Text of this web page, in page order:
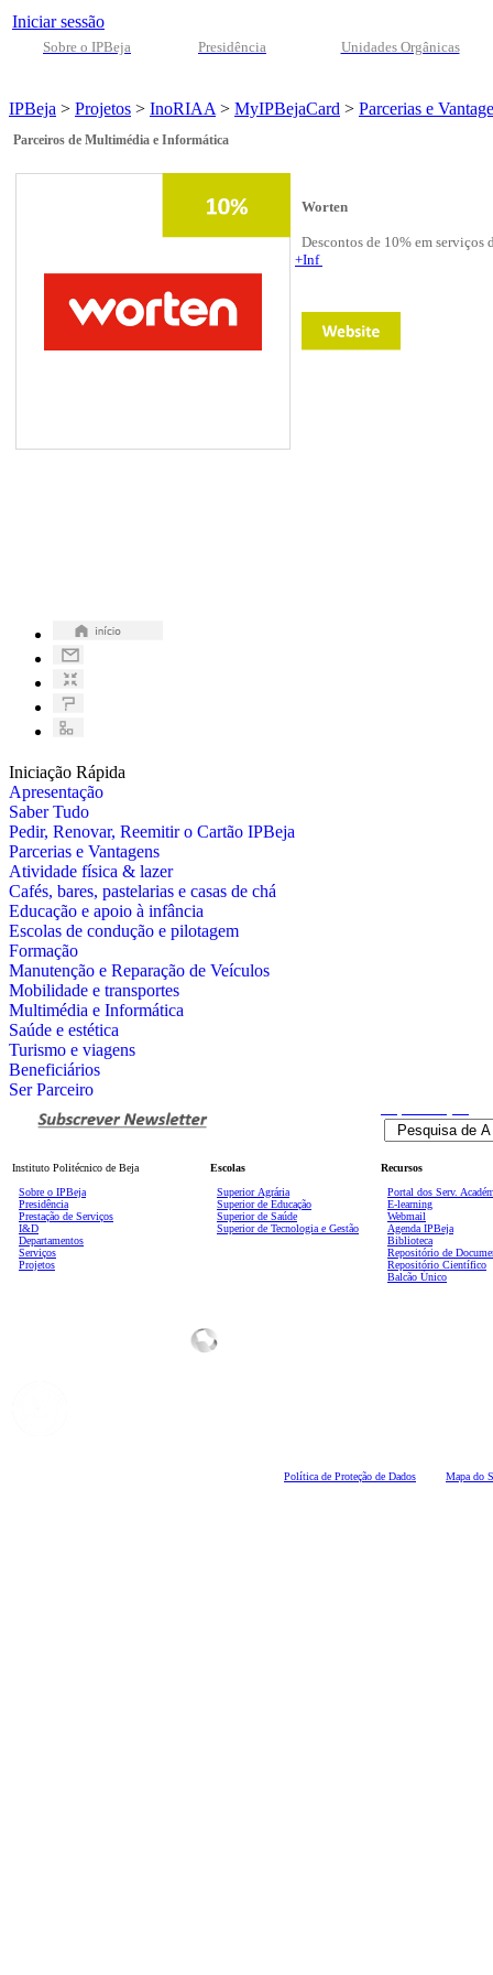
Iniciar sessão
Sobre o IPBeja Presidência Unidades Orgânicas
IPBeja > Projetos > InoRIAA > MyIPBejaCard > Parcerias e
Parceiros de Multimédia e Informática
Worten
Descontos de 10% em serviços
+Inf
Iniciação Rápida
Apresentação
Saber Tudo
Pedir, Renovar, Reemitir o Cartão IPBeja
Parcerias e Vantagens
Atividade física & lazer
Cafés, bares, pastelarias e casas de chá
Educação e apoio à infância
Escolas de condução e pilotagem
Formação
Manutenção e Reparação de Veículos
Mobilidade e transportes
Multimédia e Informática
Saúde e estética
Turismo e viagens
Beneficiários
Ser Parceiro
Instituto Politécnico de Beja
Sobre o IPBeja
Presidência
Prestação de Serviços
I&D
Departamentos
Serviços
Projetos
Escolas
Superior Agrária
Superior de Educação
Superior de Saúde
Superior de Tecnologia e Gestão
Recursos
Portal dos Serv.
E-learning
Webmail
Agenda IPBeja
Biblioteca
Repositório de
Repositório Científico
Balcão Único
Política de Proteção de Dados Mapa do